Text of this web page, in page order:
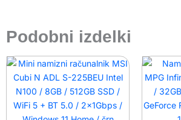
Podobni izdelki